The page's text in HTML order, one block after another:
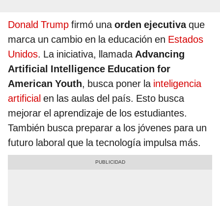
Donald Trump firmó unaorden ejecutivaque
marca un cambio en la educación en Estados
Unidos. La iniciativa, llamadaAdvancing
Artificial Intelligence Education for
American Youth, busca poner la inteligencia
artificial en las aulas del país. Esto busca
mejorar el aprendizaje de los estudiantes.
También busca preparar a los jóvenes para un
futuro laboral que la tecnología impulsa más.